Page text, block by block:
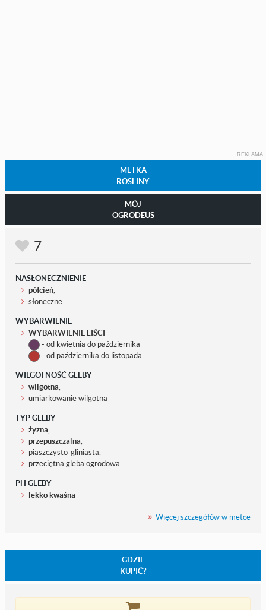
REKLAMA
METKA
ROŚLINY
MÓJ
OGRODEUS
7
NASŁONECZNIENIE
półcień,
słoneczne
WYBARWIENIE
WYBARWIENIE LIŚCI
- od kwietnia do października
- od października do listopada
WILGOTNOŚĆ GLEBY
wilgotna,
umiarkowanie wilgotna
TYP GLEBY
żyzna,
przepuszczalna,
piaszczysto-gliniasta,
przeciętna gleba ogrodowa
PH GLEBY
lekko kwaśna
Więcej szczegółów w metce
GDZIE
KUPIĆ?